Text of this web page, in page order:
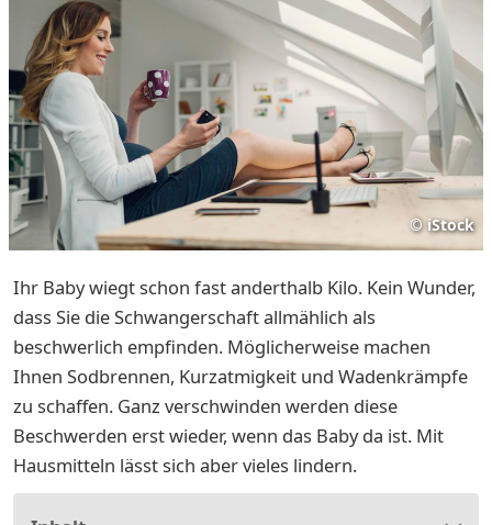
© iStock
Ihr Baby wiegt schon fast anderthalb Kilo. Kein Wunder,
dass Sie die Schwangerschaft allmählich als
beschwerlich empfinden. Möglicherweise machen
Ihnen Sodbrennen, Kurzatmigkeit und Wadenkrämpfe
zu schaffen. Ganz verschwinden werden diese
Beschwerden erst wieder, wenn das Baby da ist. Mit
Hausmitteln lässt sich aber vieles lindern.